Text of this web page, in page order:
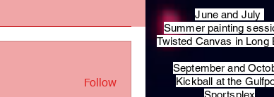
Follow
June and July
Summer painting
Twisted Canvas in Long
September and
Kickball at the
Sportsplex